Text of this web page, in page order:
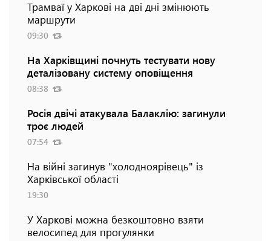
Трамваї у Харкові на дві дні змінюють
маршрути
09:30
На Харківщині почнуть тестувати нову
деталізовану систему оповіщення
08:38
Росія двічі атакувала Балаклію: загинули
троє людей
07:54
На війні загинув "холодноярівець" із
Харківської області
19:30
У Харкові можна безкоштовно взяти
велосипед для прогулянки